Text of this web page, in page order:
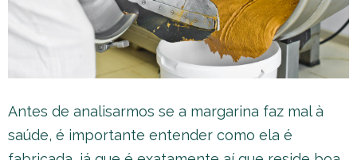
Antes de analisarmos se a margarina faz mal à
saúde, é importante entender como ela é